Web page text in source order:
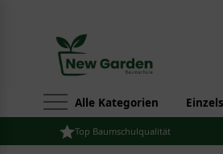
Alle Kategorien
Top Baumschulqualität